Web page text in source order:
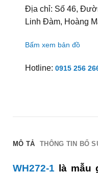
Địa chỉ: Số 46,
Linh Đàm, Hoàng
Bấm xem bản đồ
Hotline: 0915 256
MÔ TẢ THÔNG TIN BỔ
WH272-1 là mẫu